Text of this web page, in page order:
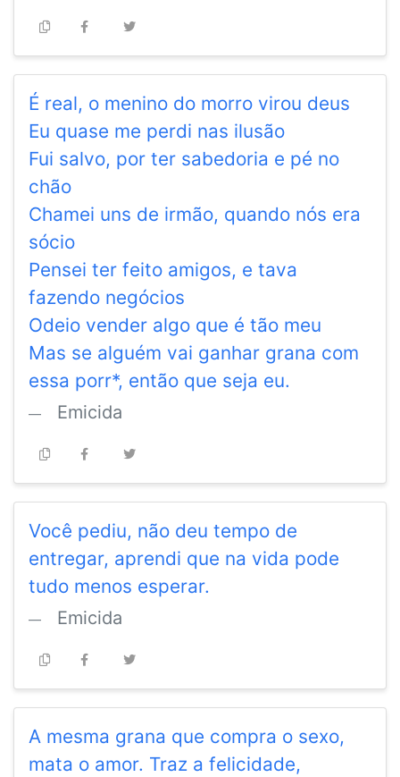
É real, o menino do morro virou deus
Eu quase me perdi nas ilusão
Fui salvo, por ter sabedoria e pé no
chão
Chamei uns de irmão, quando nós era
sócio
Pensei ter feito amigos, e tava
fazendo negócios
Odeio vender algo que é tão meu
Mas se alguém vai ganhar grana com
essa porr*, então que seja eu.
Emicida
Você pediu, não deu tempo de
entregar, aprendi que na vida pode
tudo menos esperar.
Emicida
A mesma grana que compra o sexo,
mata o amor. Traz a felicidade,